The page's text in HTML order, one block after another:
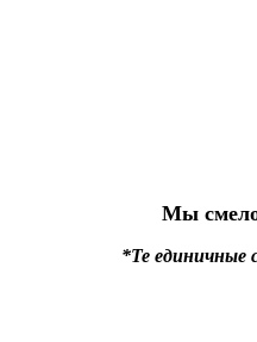
Мы смело
*Те единичные